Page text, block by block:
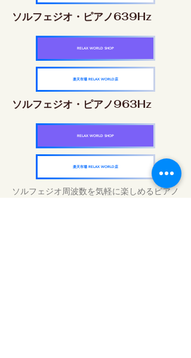
ソルフェジオ・ピアノ639Hz
RELAX WORLD SHOP
楽天市場 RELAX WORLD店
ソルフェジオ・ピアノ963Hz
RELAX WORLD SHOP
楽天市場 RELAX WORLD店
ソルフェジオ周波数を気軽に楽しめるピアノ